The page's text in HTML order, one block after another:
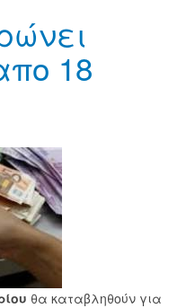
18
θα καταβληθούν για